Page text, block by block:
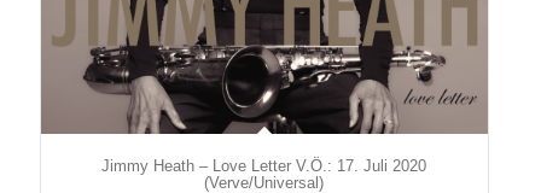
Jimmy Heath – Love Letter V.Ö.: 17. Juli 2020
(Verve/Universal)